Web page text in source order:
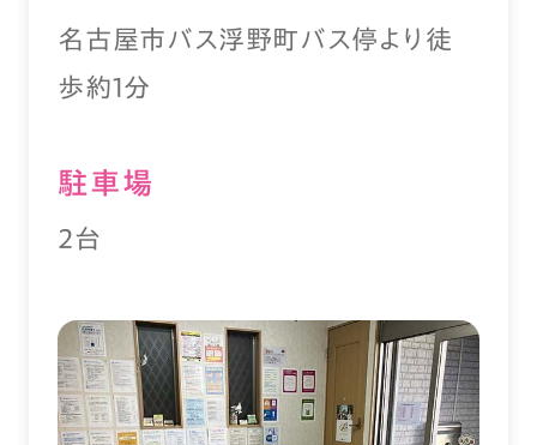
名古屋市バス浮野町バス停より徒
歩約1分
駐⾞場
2台